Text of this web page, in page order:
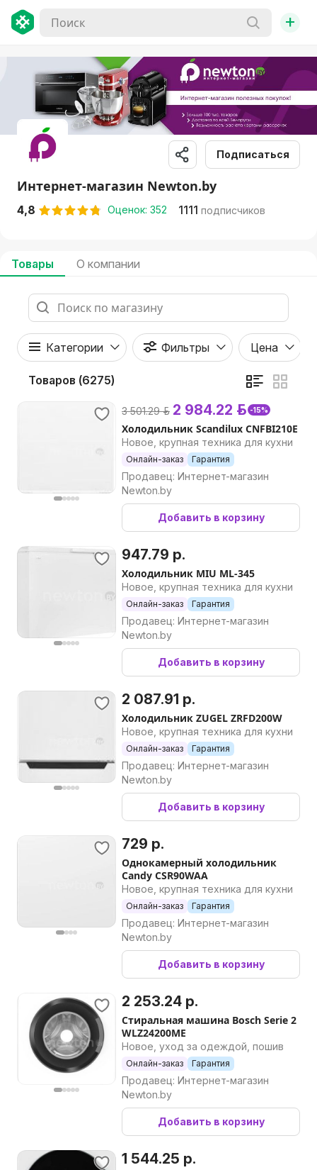
+
Интернет-магазин Newton.by
4,8 Оценок: 352 1111 подписчиков
Подписаться
Товары О компании
Категории Фильтры Цена
Товаров (6275)
3 501.29 р. 2 984.22 р. -15%
Холодильник Scandilux CNFBI210E
Новое, крупная техника для кухни
Онлайн-заказ Гарантия
Продавец: Интернет-магазин
Newton.by
Добавить в корзину
947.79 р.
Холодильник MIU ML-345
Новое, крупная техника для кухни
Онлайн-заказ Гарантия
Продавец: Интернет-магазин
Newton.by
Добавить в корзину
2 087.91 р.
Холодильник ZUGEL ZRFD200W
Новое, крупная техника для кухни
Онлайн-заказ Гарантия
Продавец: Интернет-магазин
Newton.by
Добавить в корзину
729 р.
Однокамерный холодильник
Candy CSR90WAA
Новое, крупная техника для кухни
Онлайн-заказ Гарантия
Продавец: Интернет-магазин
Newton.by
Добавить в корзину
2 253.24 р.
Стиральная машина Bosch Serie 2
WLZ24200ME
Новое, уход за одеждой, пошив
Онлайн-заказ Гарантия
Продавец: Интернет-магазин
Newton.by
Добавить в корзину
1 544.25 р.